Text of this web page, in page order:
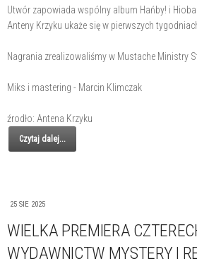
Utwór zapowiada wspólny album Hańby! i Hioba
Anteny Krzyku ukaże się w pierwszych
Nagrania zrealizowaliśmy w Mustache Ministry
Miks i mastering - Marcin Klimczak
źrodło: Antena Krzyku
Czytaj dalej...
25 SIE 2025
WIELKA PREMIERA
WYDAWNICTW MYSTERY I